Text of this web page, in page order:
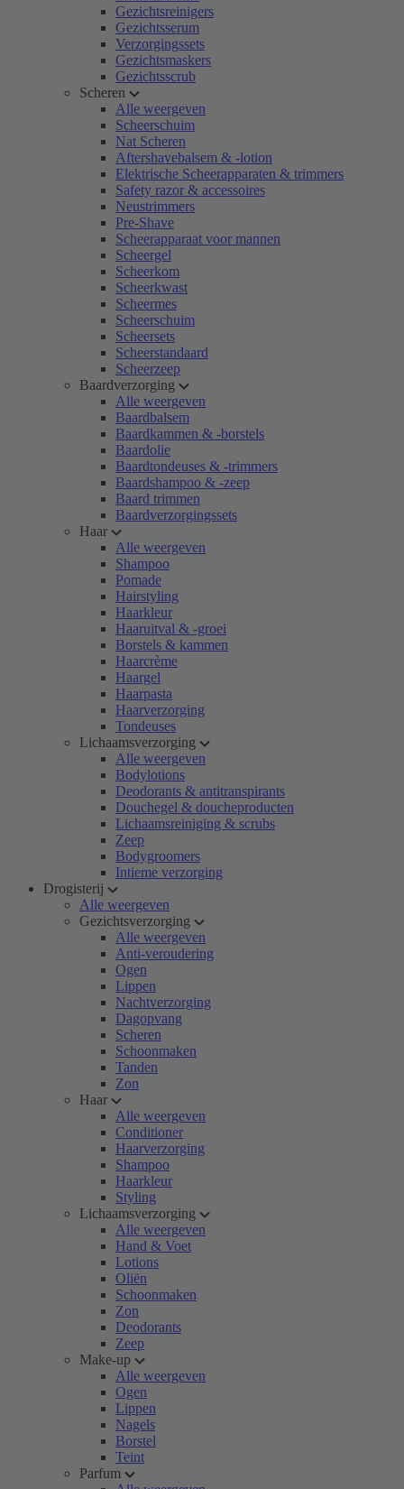
Gezichtsreinigers
Gezichtsserum
Verzorgingssets
Gezichtsmaskers
Gezichtsscrub
Scheren
Alle weergeven
Scheerschuim
Nat Scheren
Aftershavebalsem & -lotion
Elektrische Scheerapparaten & trimmers
Safety razor & accessoires
Neustrimmers
Pre-Shave
Scheerapparaat voor mannen
Scheergel
Scheerkom
Scheerkwast
Scheermes
Scheerschuim
Scheersets
Scheerstandaard
Scheerzeep
Baardverzorging
Alle weergeven
Baardbalsem
Baardkammen & -borstels
Baardolie
Baardtondeuses & -trimmers
Baardshampoo & -zeep
Baard trimmen
Baardverzorgingssets
Haar
Alle weergeven
Shampoo
Pomade
Hairstyling
Haarkleur
Haaruitval & -groei
Borstels & kammen
Haarcrème
Haargel
Haarpasta
Haarverzorging
Tondeuses
Lichaamsverzorging
Alle weergeven
Bodylotions
Deodorants & antitranspirants
Douchegel & doucheproducten
Lichaamsreiniging & scrubs
Zeep
Bodygroomers
Intieme verzorging
Drogisterij
Alle weergeven
Gezichtsverzorging
Alle weergeven
Anti-veroudering
Ogen
Lippen
Nachtverzorging
Dagopvang
Scheren
Schoonmaken
Tanden
Zon
Haar
Alle weergeven
Conditioner
Haarverzorging
Shampoo
Haarkleur
Styling
Lichaamsverzorging
Alle weergeven
Hand & Voet
Lotions
Oliën
Schoonmaken
Zon
Deodorants
Zeep
Make-up
Alle weergeven
Ogen
Lippen
Nagels
Borstel
Teint
Parfum